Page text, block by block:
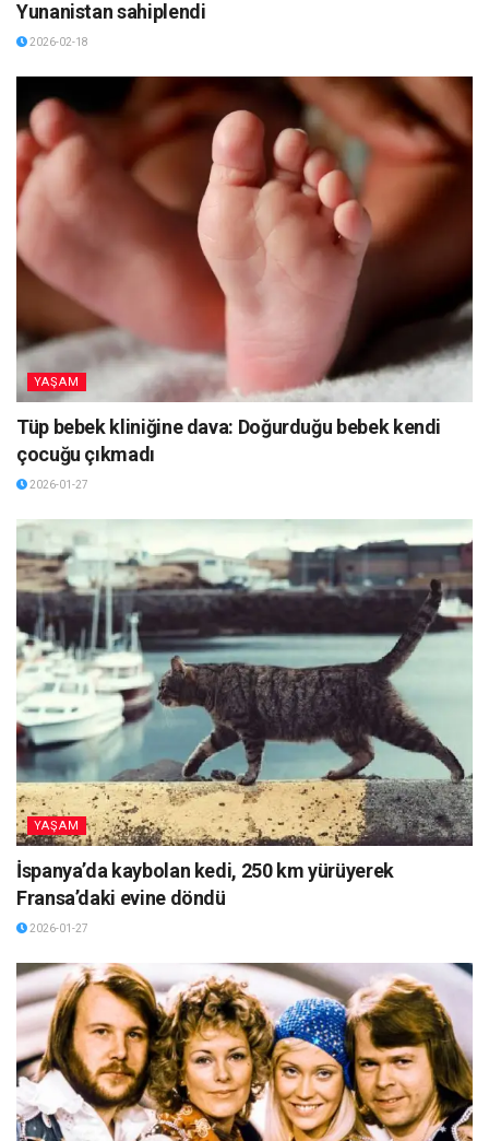
Yunanistan sahiplendi
2026-02-18
YAŞAM
Tüp bebek kliniğine dava: Doğurduğu bebek kendi
çocuğu çıkmadı
2026-01-27
YAŞAM
İspanya’da kaybolan kedi, 250 km yürüyerek
Fransa’daki evine döndü
2026-01-27